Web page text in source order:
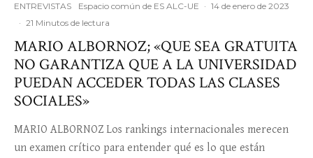
ENTREVISTAS Espacio común de ES ALC-UE · 14 de enero de 2023
· 21 Minutos de lectura
MARIO ALBORNOZ; «QUE SEA GRATUITA
NO GARANTIZA QUE A LA UNIVERSIDAD
PUEDAN ACCEDER TODAS LAS CLASES
SOCIALES»
MARIO ALBORNOZ Los rankings internacionales merecen
un examen crítico para entender qué es lo que están